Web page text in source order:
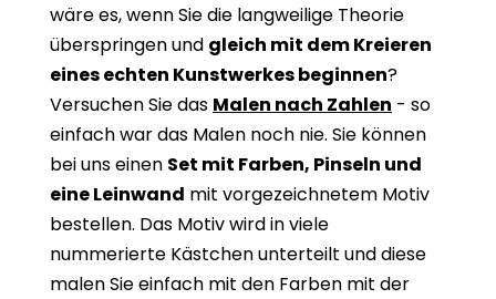
wäre es, wenn Sie die langweilige Theorie
überspringen und gleich mit dem Kreieren
eines echten Kunstwerkes beginnen?
Versuchen Sie das Malen nach Zahlen - so
einfach war das Malen noch nie. Sie können
bei uns einen Set mit Farben, Pinseln und
eine Leinwand mit vorgezeichnetem Motiv
bestellen. Das Motiv wird in viele
nummerierte Kästchen unterteilt und diese
malen Sie einfach mit den Farben mit der